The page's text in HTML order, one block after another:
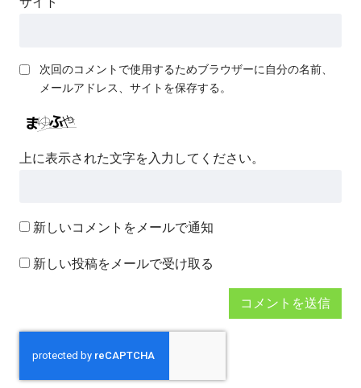
次回のコメントで使用するためブラウザーに自分の名前、
メールアドレス、サイトを保存する。
上に表示された文字を入力してください。
新しいコメントをメールで通知
新しい投稿をメールで受け取る